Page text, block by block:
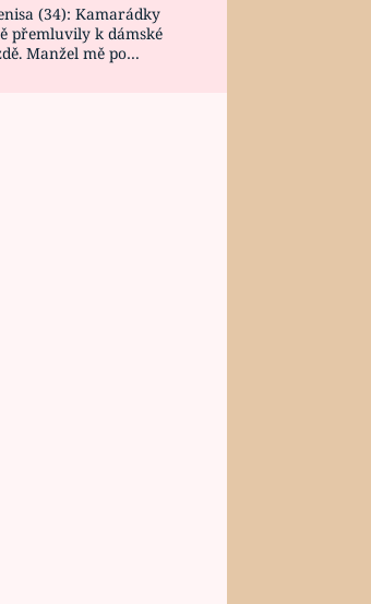
(34): Kamarádky
přemluvily k dámské
Manžel mě po